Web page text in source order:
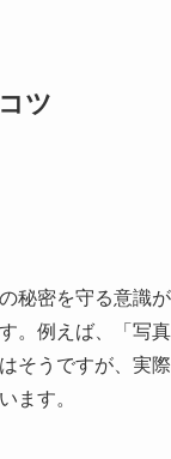
ツ
秘密を守る意識
。例えば、「写
そうですが、実
ます。